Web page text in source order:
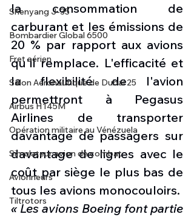
Shenyang J-35
Bombardier Global 6500
Fret aérien
Salon Aéronautique de Dubaï 25
Airbus H145M
Opération militaire au Vénézuela
Simulateur avion de combat
Avionneurs
Tiltrotors
la consommation de
carburant et les émissions de
20 % par rapport aux avions
qu'il remplace. L'efficacité et
la flexibilité de l'avion
permettront à Pegasus
Airlines de transporter
davantage de passagers sur
davantage de lignes avec le
coût par siège le plus bas de
tous les avions monocouloirs.
« Les avions Boeing font partie